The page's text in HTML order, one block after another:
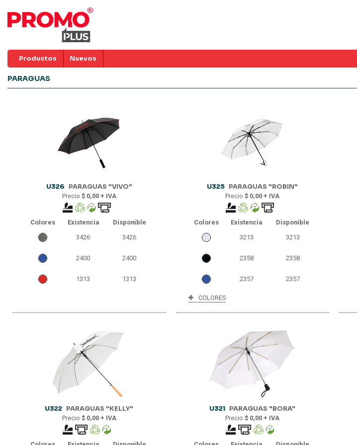
Productos Nuevos
PARAGUAS
U326 PARAGUAS "VIVO"
Precio $ 0,00 + IVA
Colores Existencia
Disponible
3426
3426
2400 2400
1313 1313
U325 PARAGUAS "ROBIN"
Precio $ 0,00 + IVA
Colores Existencia
Disponible
3213
3213
2358 2358
2357 2357
975 975
494
COLORES
U322 PARAGUAS "KELLY"
Precio $ 0,00 + IVA
U321 PARAGUAS "BORA"
Precio $ 0,00 + IVA